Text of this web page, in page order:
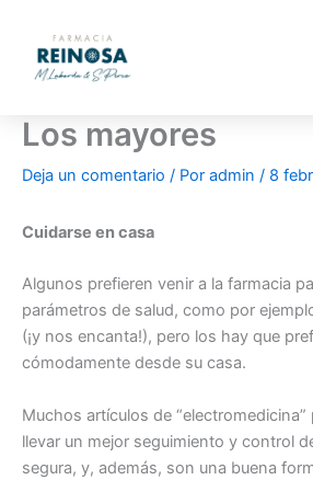
contenido
Los mayores
Deja un comentario / Por admin / 8
Cuidarse en casa
Algunos prefieren venir a la farmacia
parámetros de salud, como por
(¡y nos encanta!), pero los hay que
cómodamente desde su casa.
Muchos artículos de “electromedicina”
llevar un mejor seguimiento y control
segura, y, además, son una buena